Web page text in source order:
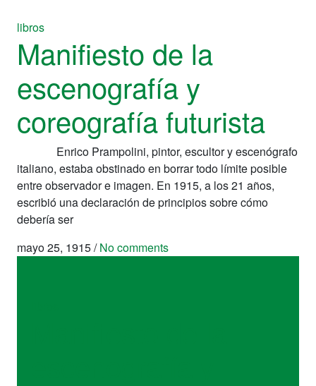
libros
Manifiesto de la
escenografía y
coreografía futurista
Enrico Prampolini, pintor, escultor y escenógrafo
italiano, estaba obstinado en borrar todo límite posible
entre observador e imagen. En 1915, a los 21 años,
escribió una declaración de principios sobre cómo
debería ser
mayo 25, 1915/ No comments